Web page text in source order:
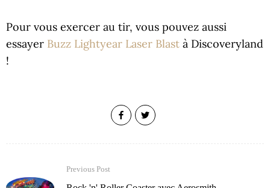
Pour vous exercer au tir, vous pouvez aussi
essayer Buzz Lightyear Laser Blast à Discoveryland
!
Previous Post